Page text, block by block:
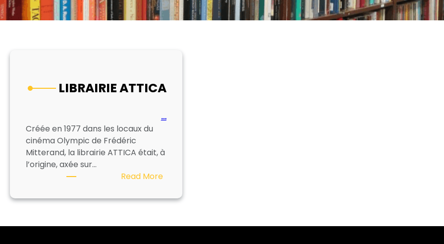
LIBRAIRIE ATTICA
…
Créée en 1977 dans les locaux du
cinéma Olympic de Frédéric
Mitterand, la librairie ATTICA était, à
l’origine, axée sur…
Read More:
ATTICA